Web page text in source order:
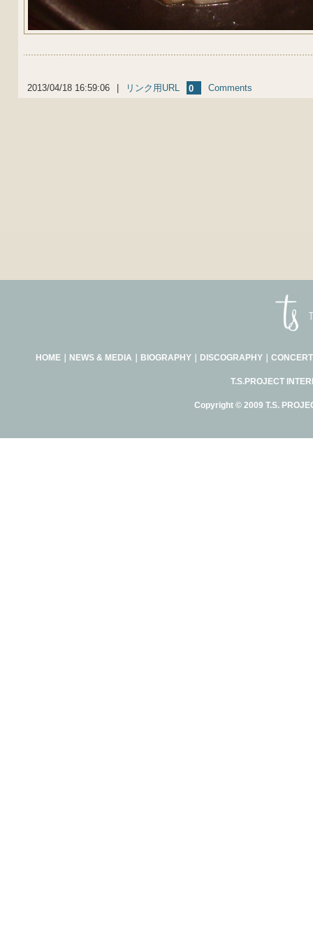
2013/04/18 16:59:06 リンク用URL 0 Comments
HOME｜ NEWS & MEDIA BIOGRAPHY｜ DISCOGRAPHY｜
T.S.PROJECT
Copyright © 2009 T.S.